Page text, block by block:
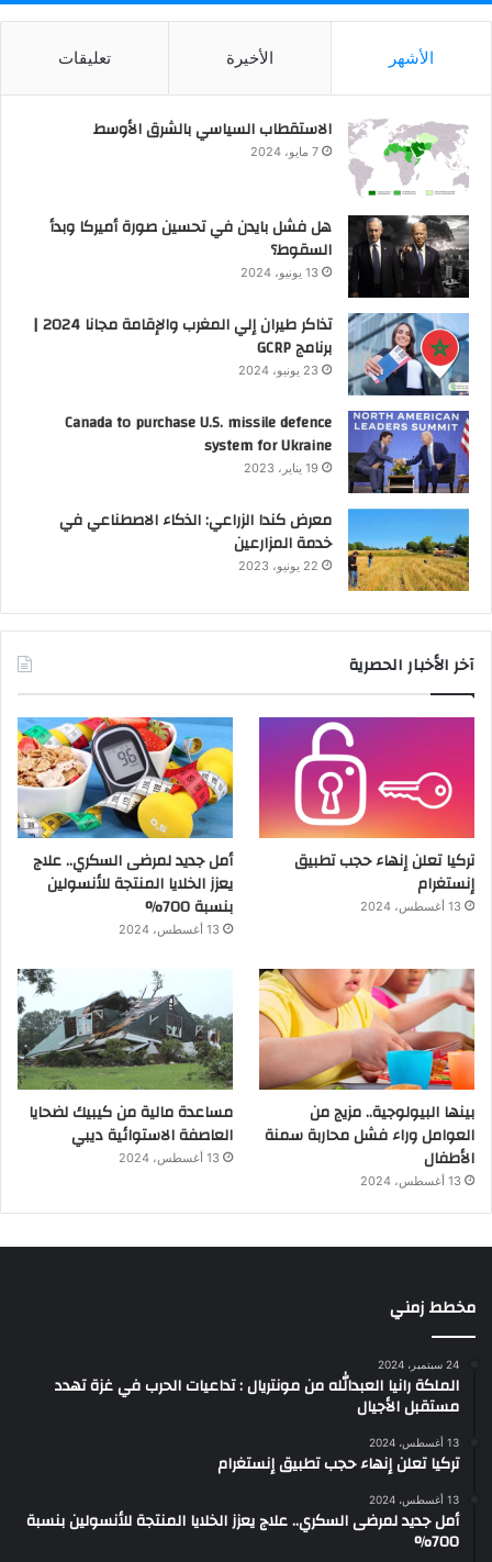
الأشهر الأخيرة تعليقات
الاستقطاب السياسي بالشرق الأوسط
7 مايو، 2024
هل فشل بايدن في تحسين صورة أميركا وبدأ
السقوط؟
13 يونيو، 2024
تذاكر طيران إلي المغرب والإقامة مجانا 2024 |
برنامج GCRP
23 يونيو، 2024
Canada to purchase U.S. missile defence
system for Ukraine
19 يناير، 2023
معرض كندا الزراعي: الذكاء الاصطناعي في
خدمة المزارعين
22 يونيو، 2023
آخر الأخبار الحصرية
تركيا تعلن إنهاء حجب تطبيق
إنستغرام
13 أغسطس، 2024
أمل جديد لمرضى السكري.. علاج
يعزز الخلايا المنتجة للأنسولين
بنسبة 700%
13 أغسطس، 2024
بينها البيولوجية.. مزيج من
العوامل وراء فشل محاربة سمنة
الأطفال
13 أغسطس، 2024
مساعدة مالية من كيبيك لضحايا
العاصفة الاستوائية ديبي
13 أغسطس، 2024
مخطط زمني
24 سبتمبر، 2024
الملكة رانيا العبدالله من مونتريال : تداعيات الحرب في غزة تهدد
مستقبل الأجيال
13 أغسطس، 2024
تركيا تعلن إنهاء حجب تطبيق إنستغرام
13 أغسطس، 2024
أمل جديد لمرضى السكري.. علاج يعزز الخلايا المنتجة للأنسولين بنسبة
700%